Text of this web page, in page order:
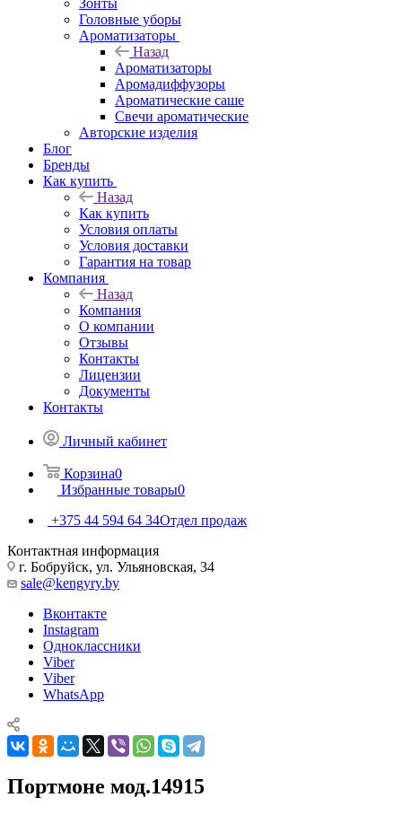
Зонты
Головные уборы
Ароматизаторы
Назад
Ароматизаторы
Аромадиффузоры
Ароматические саше
Свечи ароматические
Авторские изделия
Блог
Бренды
Как купить
Назад
Как купить
Условия оплаты
Условия доставки
Гарантия на товар
Компания
Назад
Компания
О компании
Отзывы
Контакты
Лицензии
Документы
Контакты
Личный кабинет
Корзина0
Избранные товары0
+375 44 594 64 34Отдел продаж
Контактная информация
г. Бобруйск, ул. Ульяновская, 34
sale@kengyry.by
Вконтакте
Instagram
Одноклассники
Viber
Viber
WhatsApp
Портмоне мод.14915